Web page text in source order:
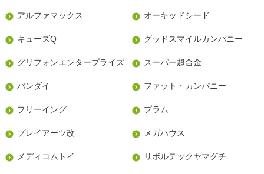
アルファマックス オーキッドシード
キューズQ グッドスマイルカンパニー
グリフォンエンタープライズ スーパー超合金
バンダイ ファット・カンパニー
フリーイング プラム
プレイアーツ改 メガハウス
メディコムトイ リボルテックヤマグチ